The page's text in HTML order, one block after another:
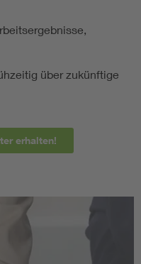
über zukünftige
erhalten!